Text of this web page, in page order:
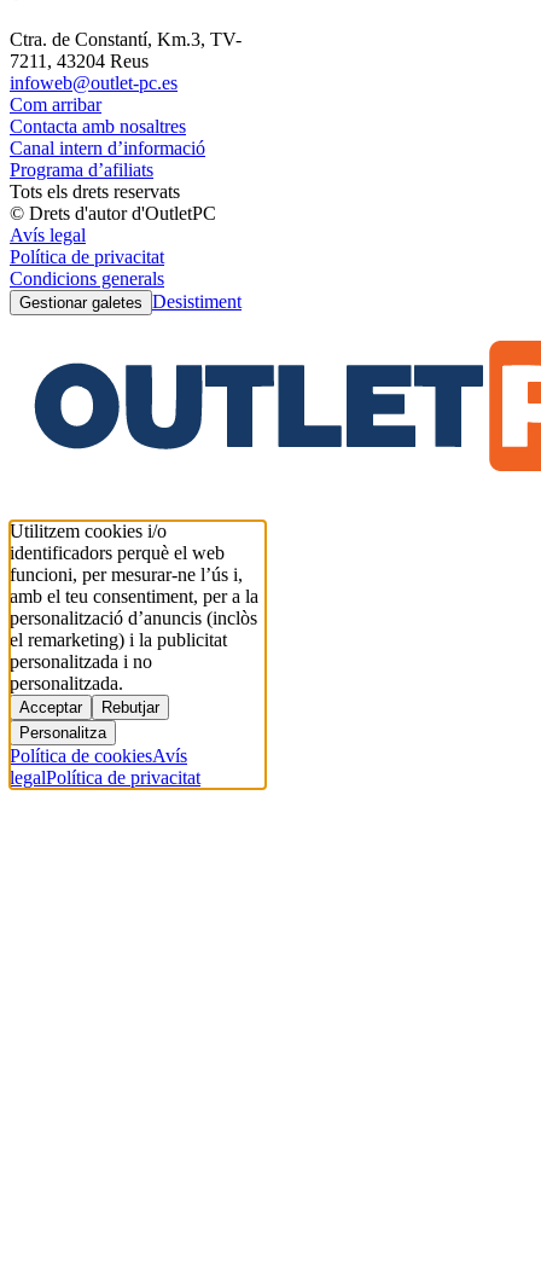
Ctra. de Constantí, Km.3, TV-
7211, 43204 Reus
infoweb@outlet-pc.es
Com arribar
Contacta amb nosaltres
Canal intern d’informació
Programa d’afiliats
Tots els drets reservats
© Drets d'autor d'OutletPC
Avís legal
Política de privacitat
Condicions generals
Gestionar galetes Desistiment
Utilitzem cookies i/o
identificadors perquè el web
funcioni, per mesurar-ne l’ús i,
amb el teu consentiment, per a la
personalització d’anuncis (inclòs
el remarketing) i la publicitat
personalitzada i no
personalitzada.
Acceptar
Rebutjar
Personalitza
Política de cookiesAvís
legalPolítica de privacitat